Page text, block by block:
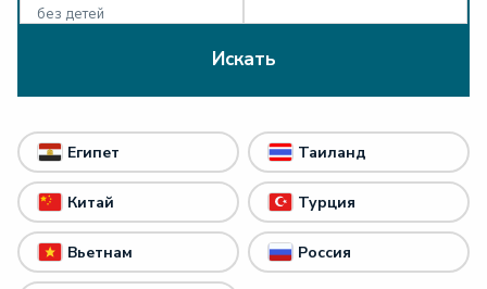
без детей
Искать
Египет Таиланд
Китай Турция
Вьетнам Россия